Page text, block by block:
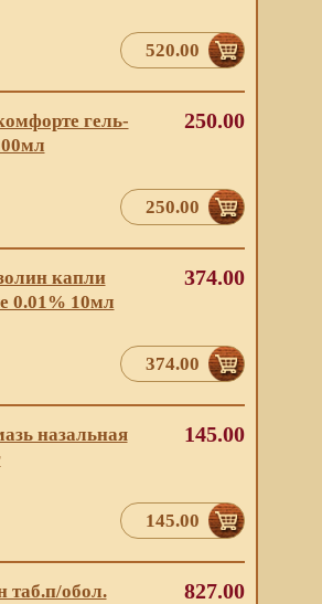
520.00
гель-
250.00
250.00
капли
0.01% 10мл
374.00
374.00
назальная
145.00
145.00
таб.п/обол. 827.00